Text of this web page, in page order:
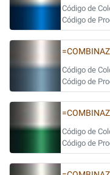
Código de
Código de
Código de
Código de
Código de
Código de